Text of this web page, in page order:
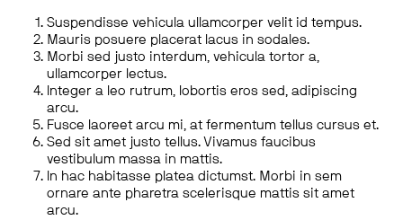
Suspendisse vehicula ullamcorper velit id tempus.
Mauris posuere placerat lacus in sodales.
Morbi sed justo interdum, vehicula tortor a,
ullamcorper lectus.
Integer a leo rutrum, lobortis eros sed, adipiscing
arcu.
Fusce laoreet arcu mi, at fermentum tellus cursus et.
Sed sit amet justo tellus. Vivamus faucibus
vestibulum massa in mattis.
In hac habitasse platea dictumst. Morbi in sem
ornare ante pharetra scelerisque mattis sit amet
arcu.